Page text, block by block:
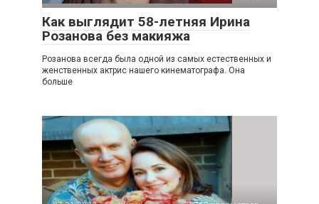
Как выглядит 58-летняя Ирина
Розанова без макияжа
Розанова всегда была одной из самых естественных и
женственных актрис нашего кинематографа. Она
больше